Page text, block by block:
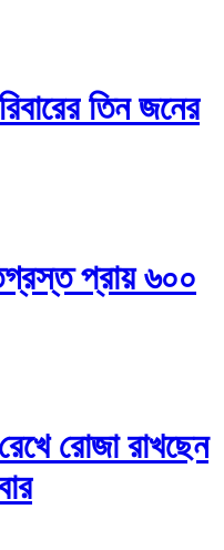
তিন জনের
প্রায় ৬০০
রোজা রাখছেন